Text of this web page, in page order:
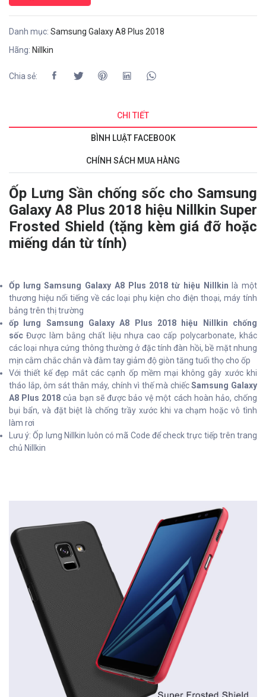
Danh mục: Samsung Galaxy A8 Plus 2018
Hãng: Nillkin
Chia sẻ:
CHI TIẾT
BÌNH LUẬT FACEBOOK
CHÍNH SÁCH MUA HÀNG
Ốp Lưng Sần chống sốc cho Samsung
Galaxy A8 Plus 2018 hiệu Nillkin Super
Frosted Shield (tặng kèm giá đỡ hoặc
miếng dán từ tính)
Ốp lưng Samsung Galaxy A8 Plus 2018 từ hiệu Nillkin là một
thương hiệu nổi tiếng về các loại phụ kiện cho điện thoại, máy tính
bảng trên thị trường
ốp lưng Samsung Galaxy A8 Plus 2018 hiệu Nillkin chống
sốc Được làm bằng chất liệu nhựa cao cấp polycarbonate, khác
các loại nhựa cứng thông thường ở đặc tính đàn hồi, bề mặt nhung
mịn cằm chắc chắn và đằm tay giảm độ giòn tăng tuổi thọ cho ốp
Với thiết kế đẹp mắt các cạnh ốp mềm mại không gây xước khi
tháo lắp, ôm sát thân máy, chính vì thế mà chiếcSamsung Galaxy
A8 Plus 2018 của bạn sẽ được bảo vệ một cách hoàn hảo, chống
bụi bẩn, và đặt biệt là chống trầy xước khi va chạm hoặc vô tình
làm rơi
Lưu ý: Ốp lưng Nillkin luôn có mã Code để check trực tiếp trên trang
chủ Nillkin